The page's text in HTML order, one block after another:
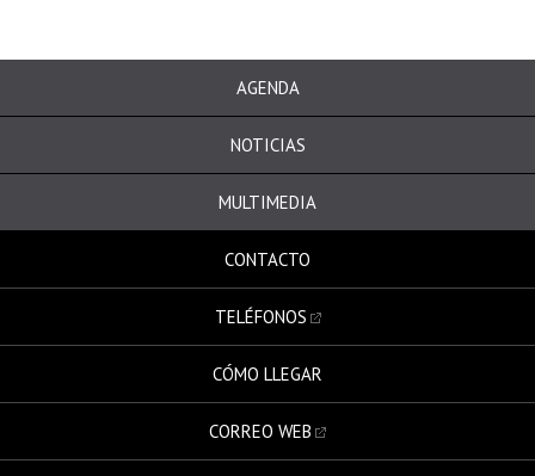
AGENDA
NOTICIAS
MULTIMEDIA
CONTACTO
TELÉFONOS
CÓMO LLEGAR
CORREO WEB